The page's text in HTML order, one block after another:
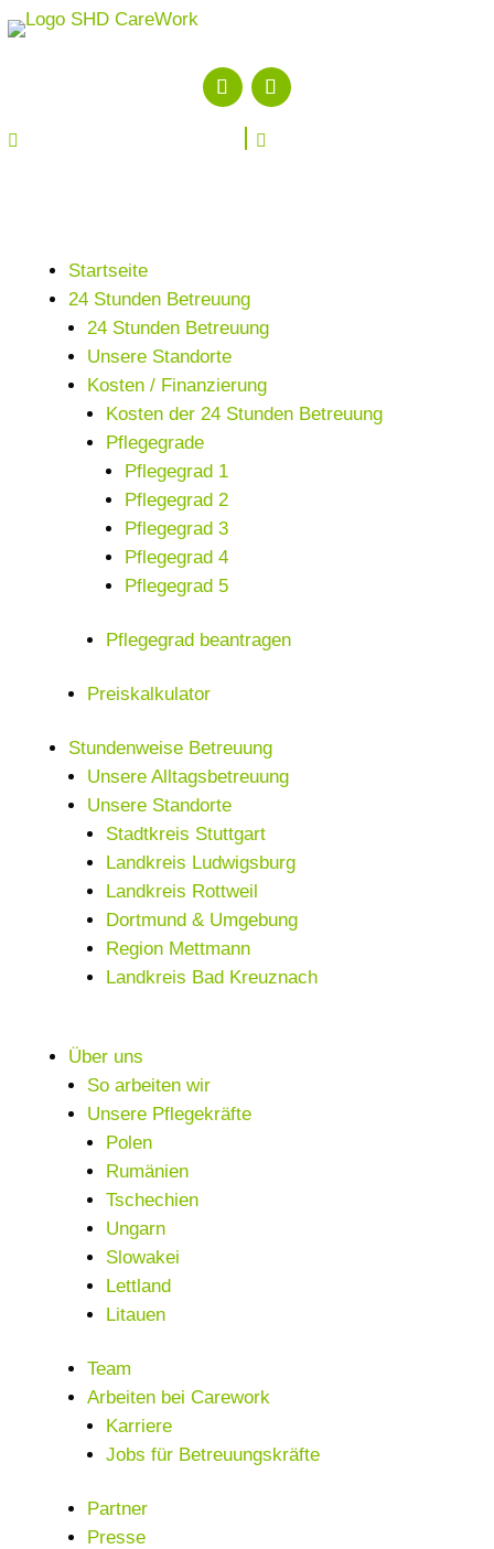
 
Startseite
24 Stunden Betreuung
24 Stunden Betreuung
Unsere Standorte
Kosten / Finanzierung
Kosten der 24 Stunden Betreuung
Pflegegrade
Pflegegrad 1
Pflegegrad 2
Pflegegrad 3
Pflegegrad 4
Pflegegrad 5
Pflegegrad beantragen
Preiskalkulator
Stundenweise Betreuung
Unsere Alltagsbetreuung
Unsere Standorte
Stadtkreis Stuttgart
Landkreis Ludwigsburg
Landkreis Rottweil
Dortmund & Umgebung
Region Mettmann
Landkreis Bad Kreuznach
Über uns
So arbeiten wir
Unsere Pflegekräfte
Polen
Rumänien
Tschechien
Ungarn
Slowakei
Lettland
Litauen
Team
Arbeiten bei Carework
Karriere
Jobs für Betreuungskräfte
Partner
Presse